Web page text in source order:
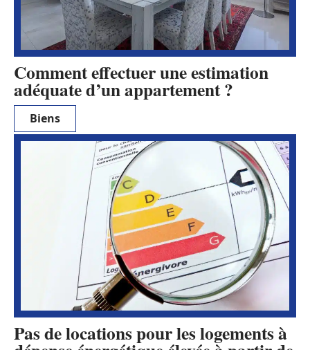
Comment effectuer une estimation
adéquate d’un appartement ?
Biens
Pas de locations pour les logements à